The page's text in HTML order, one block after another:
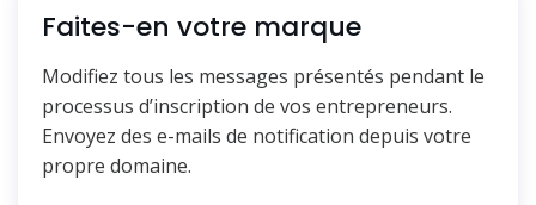
Faites-en votre marque
Modifiez tous les messages présentés pendant le
processus d’inscription de vos entrepreneurs.
Envoyez des e-mails de notification depuis votre
propre domaine.